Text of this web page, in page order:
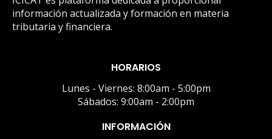
información actualizada y formación en materia
tributaria y financiera.
HORARIOS
Lunes - Viernes: 8:00am - 5:00pm
Sábados: 9:00am - 2:00pm
INFORMACIÓN